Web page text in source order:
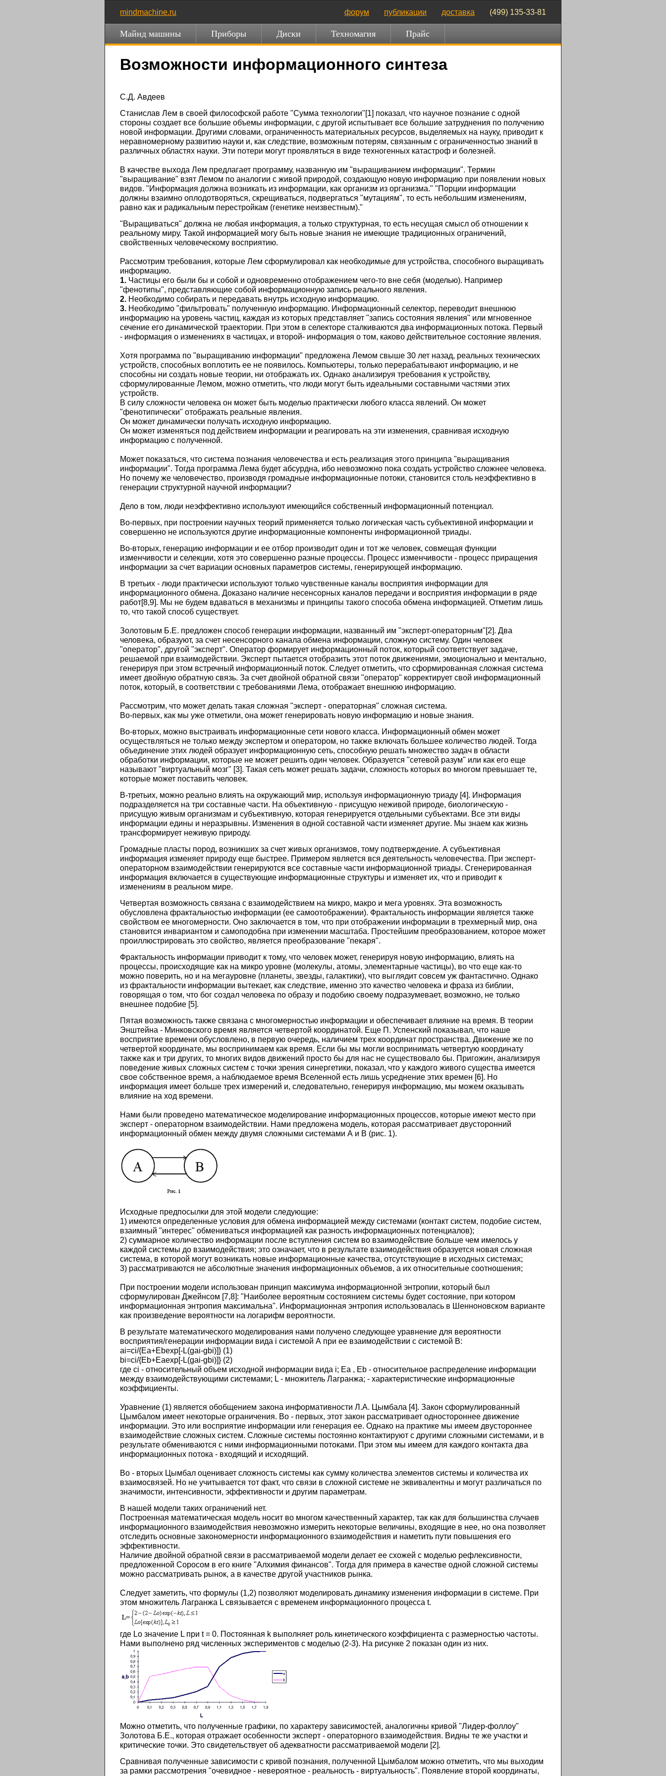
mindmachine.ru форум публикации доставка (499) 135-33-81
Майнд машины Приборы Диски Техномагия Прайс
Возможности информационного синтеза
С.Д. Авдеев
Станислав Лем в своей философской работе "Сумма технологии"[1] показал, что научное познание с одной
стороны создает все большие объемы информации, с другой испытывает все большие затруднения по получению
новой информации. Другими словами, ограниченность материальных ресурсов, выделяемых на науку, приводит к
неравномерному развитию науки и, как следствие, возможным потерям, связанным с ограниченностью знаний в
различных областях науки. Эти потери могут проявляться в виде техногенных катастроф и болезней.
В качестве выхода Лем предлагает программу, названную им "выращиванием информации". Термин
"выращивание" взят Лемом по аналогии с живой природой, создающую новую информацию при появлении новых
видов. "Информация должна возникать из информации, как организм из организма." "Порции информации
должны взаимно оплодотворяться, скрещиваться, подвергаться "мутациям", то есть небольшим изменениям,
равно как и радикальным перестройкам (генетике неизвестным)."
"Выращиваться" должна не любая информация, а только структурная, то есть несущая смысл об отношении к
реальному миру. Такой информацией могу быть новые знания не имеющие традиционных ограничений,
свойственных человеческому восприятию.
Рассмотрим требования, которые Лем сформулировал как необходимые для устройства, способного выращивать
информацию.
1. Частицы его были бы и собой и одновременно отображением чего-то вне себя (моделью). Например
"фенотипы", представляющие собой информационную запись реального явления.
2. Необходимо собирать и передавать внутрь исходную информацию.
3. Необходимо "фильтровать" полученную информацию. Информационный селектор, переводит внешнюю
информацию на уровень частиц, каждая из которых представляет "запись состояния явления" или мгновенное
сечение его динамической траектории. При этом в селекторе сталкиваются два информационных потока. Первый
- информация о изменениях в частицах, и второй- информация о том, каково действительное состояние явления.
Хотя программа по "выращиванию информации" предложена Лемом свыше 30 лет назад, реальных технических
устройств, способных воплотить ее не появилось. Компьютеры, только перерабатывают информацию, и не
способны ни создать новые теории, ни отображать их. Однако анализируя требования к устройству,
сформулированные Лемом, можно отметить, что люди могут быть идеальными составными частями этих
устройств.
В силу сложности человека он может быть моделью практически любого класса явлений. Он может
"фенотипически" отображать реальные явления.
Он может динамически получать исходную информацию.
Он может изменяться под действием информации и реагировать на эти изменения, сравнивая исходную
информацию с полученной.
Может показаться, что система познания человечества и есть реализация этого принципа "выращивания
информации". Тогда программа Лема будет абсурдна, ибо невозможно пока создать устройство сложнее человека.
Но почему же человечество, производя громадные информационные потоки, становится столь неэффективно в
генерации структурной научной информации?
Дело в том, люди неэффективно используют имеющийся собственный информационный потенциал.
Во-первых, при построении научных теорий применяется только логическая часть субъективной информации и
совершенно не используются другие информационные компоненты информационной триады.
Во-вторых, генерацию информации и ее отбор производит один и тот же человек, совмещая функции
изменчивости и селекции, хотя это совершенно разные процессы. Процесс изменчивости - процесс приращения
информации за счет вариации основных параметров системы, генерирующей информацию.
В третьих - люди практически используют только чувственные каналы восприятия информации для
информационного обмена. Доказано наличие несенсорных каналов передачи и восприятия информации в ряде
работ[8,9]. Мы не будем вдаваться в механизмы и принципы такого способа обмена информацией. Отметим лишь
то, что такой способ существует.
Золотовым Б.Е. предложен способ генерации информации, названный им "эксперт-операторным"[2]. Два
человека, образуют, за счет несенсорного канала обмена информации, сложную систему. Один человек
"оператор", другой "эксперт". Оператор формирует информационный поток, который соответствует задаче,
решаемой при взаимодействии. Эксперт пытается отобразить этот поток движениями, эмоционально и ментально,
генерируя при этом встречный информационный поток. Следует отметить, что сформированная сложная система
имеет двойную обратную связь. За счет двойной обратной связи "оператор" корректирует свой информационный
поток, который, в соответствии с требованиями Лема, отображает внешнюю информацию.
Рассмотрим, что может делать такая сложная "эксперт - операторная" сложная система.
Во-первых, как мы уже отметили, она может генерировать новую информацию и новые знания.
Во-вторых, можно выстраивать информационные сети нового класса. Информационный обмен может
осуществляться не только между экспертом и оператором, но также включать большее количество людей. Тогда
объединение этих людей образует информационную сеть, способную решать множество задач в области
обработки информации, которые не может решить один человек. Образуется "сетевой разум" или как его еще
называют "виртуальный мозг" [3]. Такая сеть может решать задачи, сложность которых во многом превышает те,
которые может поставить человек.
В-третьих, можно реально влиять на окружающий мир, используя информационную триаду [4]. Информация
подразделяется на три составные части. На объективную - присущую неживой природе, биологическую -
присущую живым организмам и субъективную, которая генерируется отдельными субъектами. Все эти виды
информации едины и неразрывны. Изменения в одной составной части изменяет другие. Мы знаем как жизнь
трансформирует неживую природу.
Громадные пласты пород, возникших за счет живых организмов, тому подтверждение. А субъективная
информация изменяет природу еще быстрее. Примером является вся деятельность человечества. При эксперт-
операторном взаимодействии генерируются все составные части информационной триады. Сгенерированная
информация включается в существующие информационные структуры и изменяет их, что и приводит к
изменениям в реальном мире.
Четвертая возможность связана с взаимодействием на микро, макро и мега уровнях. Эта возможность
обусловлена фрактальностью информации (ее самоотображении). Фрактальность информации является также
свойством ее многомерности. Оно заключается в том, что при отображении информации в трехмерный мир, она
становится инвариантом и самоподобна при изменении масштаба. Простейшим преобразованием, которое может
проиллюстрировать это свойство, является преобразование "пекаря".
Фрактальность информации приводит к тому, что человек может, генерируя новую информацию, влиять на
процессы, происходящие как на микро уровне (молекулы, атомы, элементарные частицы), во что еще как-то
можно поверить, но и на мегауровне (планеты, звезды, галактики), что выглядит совсем уж фантастично. Однако
из фрактальности информации вытекает, как следствие, именно это качество человека и фраза из библии,
говорящая о том, что бог создал человека по образу и подобию своему подразумевает, возможно, не только
внешнее подобие [5].
Пятая возможность также связана с многомерностью информации и обеспечивает влияние на время. В теории
Энштейна - Минковского время является четвертой координатой. Еще П. Успенский показывал, что наше
восприятие времени обусловлено, в первую очередь, наличием трех координат пространства. Движение же по
четвертой координате, мы воспринимаем как время. Если бы мы могли воспринимать четвертую координату
также как и три других, то многих видов движений просто бы для нас не существовало бы. Пригожин, анализируя
поведение живых сложных систем с точки зрения синергетики, показал, что у каждого живого существа имеется
свое собственное время, а наблюдаемое время Вселенной есть лишь усреднение этих времен [6]. Но
информация имеет больше трех измерений и, следовательно, генерируя информацию, мы можем оказывать
влияние на ход времени.
Нами были проведено математическое моделирование информационных процессов, которые имеют место при
эксперт - операторном взаимодействии. Нами предложена модель, которая рассматривает двусторонний
информационный обмен между двумя сложными системами А и В (рис. 1).
Исходные предпосылки для этой модели следующие:
1) имеются определенные условия для обмена информацией между системами (контакт систем, подобие систем,
взаимный "интерес" обмениваться информацией как разность информационных потенциалов);
2) суммарное количество информации после вступления систем во взаимодействие больше чем имелось у
каждой системы до взаимодействия; это означает, что в результате взаимодействия образуется новая сложная
система, в которой могут возникать новые информационные качества, отсутствующие в исходных системах;
3) рассматриваются не абсолютные значения информационных объемов, а их относительные соотношения;
При построении модели использован принцип максимума информационной энтропии, который был
сформулирован Джейнсом [7,8]: "Наиболее вероятным состоянием системы будет состояние, при котором
информационная энтропия максимальна". Информационная энтропия использовалась в Шенноновском варианте
как произведение вероятности на логарифм вероятности.
В результате математического моделирования нами получено следующее уравнение для вероятности
восприятия/генерации информации вида i системой А при ее взаимодействии с системой В:
ai=ci/{Ea+Ebexp[-L(gai-gbi)]} (1)
bi=ci/{Eb+Eaexp[-L(gai-gbi)]} (2)
где ci - относительный объем исходной информации вида i; Ea , Eb - относительное распределение информации
между взаимодействующими системами; L - множитель Лагранжа; - характеристические информационные
коэффициенты.
Уравнение (1) является обобщением закона информативности Л.А. Цымбала [4]. Закон сформулированный
Цымбалом имеет некоторые ограничения. Во - первых, этот закон рассматривает одностороннее движение
информации. Это или восприятие информации или генерация ее. Однако на практике мы имеем двустороннее
взаимодействие сложных систем. Сложные системы постоянно контактируют с другими сложными системами, и в
результате обмениваются с ними информационными потоками. При этом мы имеем для каждого контакта два
информационных потока - входящий и исходящий.
Во - вторых Цымбал оценивает сложность системы как сумму количества элементов системы и количества их
взаимосвязей. Но не учитывается тот факт, что связи в сложной системе не эквивалентны и могут различаться по
значимости, интенсивности, эффективности и другим параметрам.
В нашей модели таких ограничений нет.
Построенная математическая модель носит во многом качественный характер, так как для большинства случаев
информационного взаимодействия невозможно измерить некоторые величины, входящие в нее, но она позволяет
отследить основные закономерности информационного взаимодействия и наметить пути повышения его
эффективности.
Наличие двойной обратной связи в рассматриваемой модели делает ее схожей с моделью рефлексивности,
предложенной Соросом в его книге "Алхимия финансов". Тогда для примера в качестве одной сложной системы
можно рассматривать рынок, а в качестве другой участников рынка.
Следует заметить, что формулы (1,2) позволяют моделировать динамику изменения информации в системе. При
этом множитель Лагранжа L связывается с временем информационного процесса t.
где Lo значение L при t = 0. Постоянная k выполняет роль кинетического коэффициента с размерностью частоты.
Нами выполнено ряд численных экспериментов с моделью (2-3). На рисунке 2 показан один из них.
Можно отметить, что полученные графики, по характеру зависимостей, аналогичны кривой "Лидер-фоллоу"
Золотова Б.Е., которая отражает особенности эксперт - операторного взаимодействия. Видны те же участки и
критические точки. Это свидетельствует об адекватности рассматриваемой модели [2].
Сравнивая полученные зависимости с кривой познания, полученной Цымбалом можно отметить, что мы выходим
за рамки рассмотрения "очевидное - невероятное - реальность - виртуальность". Появление второй координаты,